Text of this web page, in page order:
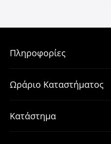
Πληροφορίες
Ωράριο Καταστήματος
Κατάστημα